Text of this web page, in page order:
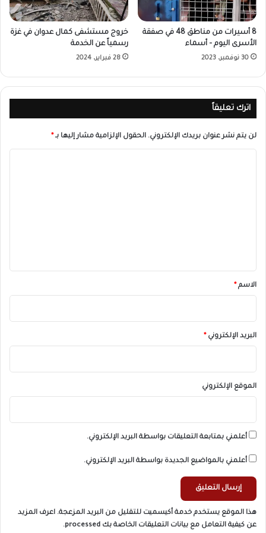
8 أسيرات من مناطق 48 في صفقة
الأسرى اليوم – أسماء
30 نوفمبر، 2023
خروج مستشفى كمال عدوان في غزة
رسمياً عن الخدمة
28 فبراير، 2024
اترك تعليقاً
لن يتم نشر عنوان بريدك الإلكتروني. الحقول الإلزامية مشار إليها بـ*
*الاسم*
البريد الإلكتروني*
الموقع الإلكتروني
أعلمني بمتابعة التعليقات بواسطة البريد الإلكتروني.
أعلمني بالمواضيع الجديدة بواسطة البريد الإلكتروني.
هذا الموقع يستخدم خدمة أكيسميت للتقليل من البريد المزعجة. اعرف المزيد
عن كيفية التعامل مع بيانات التعليقات الخاصة بك processed
.